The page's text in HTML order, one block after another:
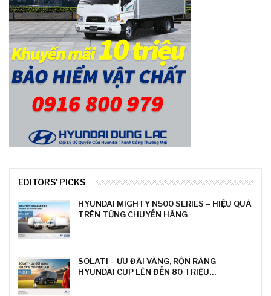
EDITORS' PICKS
HYUNDAI MIGHTY N500 SERIES – HIỆU QUẢ
TRÊN TỪNG CHUYẾN HÀNG
SOLATI – ƯU ĐÃI VÀNG, RỘN RÀNG
HYUNDAI CUP LÊN ĐẾN 80 TRIỆU…